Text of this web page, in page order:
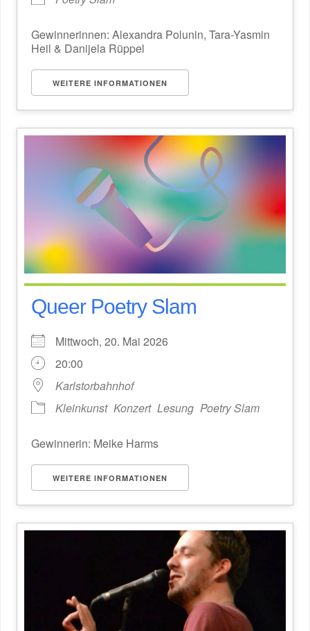
Gewinnerinnen: Alexandra Polunin, Tara-Yasmin
Heil & Danijela Rüppel
WEITERE INFORMATIONEN
Queer Poetry Slam
Mittwoch, 20. Mai 2026
20:00
Karlstorbahnhof
Kleinkunst Konzert Lesung Poetry Slam
Gewinnerin: Meike Harms
WEITERE INFORMATIONEN